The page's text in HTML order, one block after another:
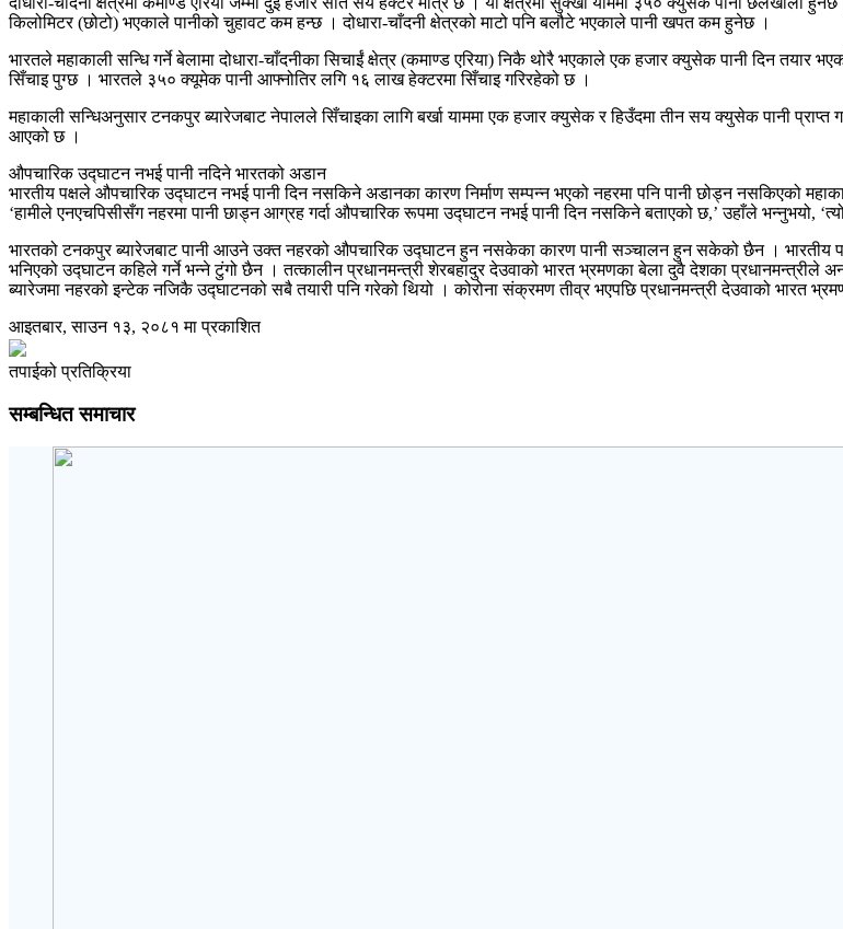
किलोमिटर (छोटो) भएकाले पानीको चुहावट कम हन्छ । दोधारा-चाँदनी क्षेत्रको माटो पनि बलौटे भएकाले पानी खपत कम हुनेछ ।
भारतले महाकाली सन्धि गर्ने बेलामा दोधारा-चाँदनीका सिचाईं क्षेत्र (कमाण्ड एरिया) निकै थोरै भएकाले एक हजार क्युसेक पानी दिन तयार
सिँचाइ पुग्छ । भारतले ३५० क्यूमेक पानी आफ्नोतिर लगि १६ लाख हेक्टरमा सिँचाइ गरिरहेको छ ।
महाकाली सन्धिअनुसार टनकपुर ब्यारेजबाट नेपालले सिँचाइका लागि बर्खा याममा एक हजार क्युसेक र हिउँदमा तीन सय क्युसेक पानी
आएको छ ।
औपचारिक उद्घाटन नभई पानी नदिने भारतको अडान
भारतीय पक्षले औपचारिक उद्घाटन नभई पानी दिन नसकिने अडानका कारण निर्माण सम्पन्न भएको नहरमा पनि पानी छोड्न नसकिएको
‘हामीले एनएचपिसीसँग नहरमा पानी छाड्न आग्रह गर्दा औपचारिक रूपमा उद्घाटन नभई पानी दिन नसकिने बताएको छ,’ उहाँले भन्नुभयो, ‘त्यो
भारतको टनकपुर ब्यारेजबाट पानी आउने उक्त नहरको औपचारिक उद्घाटन हुन नसकेका कारण पानी सञ्चालन हुन सकेको छैन । भारतीय
भनिएको उद्घाटन कहिले गर्ने भन्ने टुंगो छैन । तत्कालीन प्रधानमन्त्री शेरबहादुर देउवाको भारत भ्रमणका बेला दुवै देशका
ब्यारेजमा नहरको इन्टेक नजिकै उद्घाटनको सबै तयारी पनि गरेको थियो । कोरोना संक्रमण तीव्र भएपछि प्रधानमन्त्री देउवाको भारत
आइतबार, साउन १३, २०८१ मा प्रकाशित
तपाईको प्रतिक्रिया
सम्बन्धित समाचार